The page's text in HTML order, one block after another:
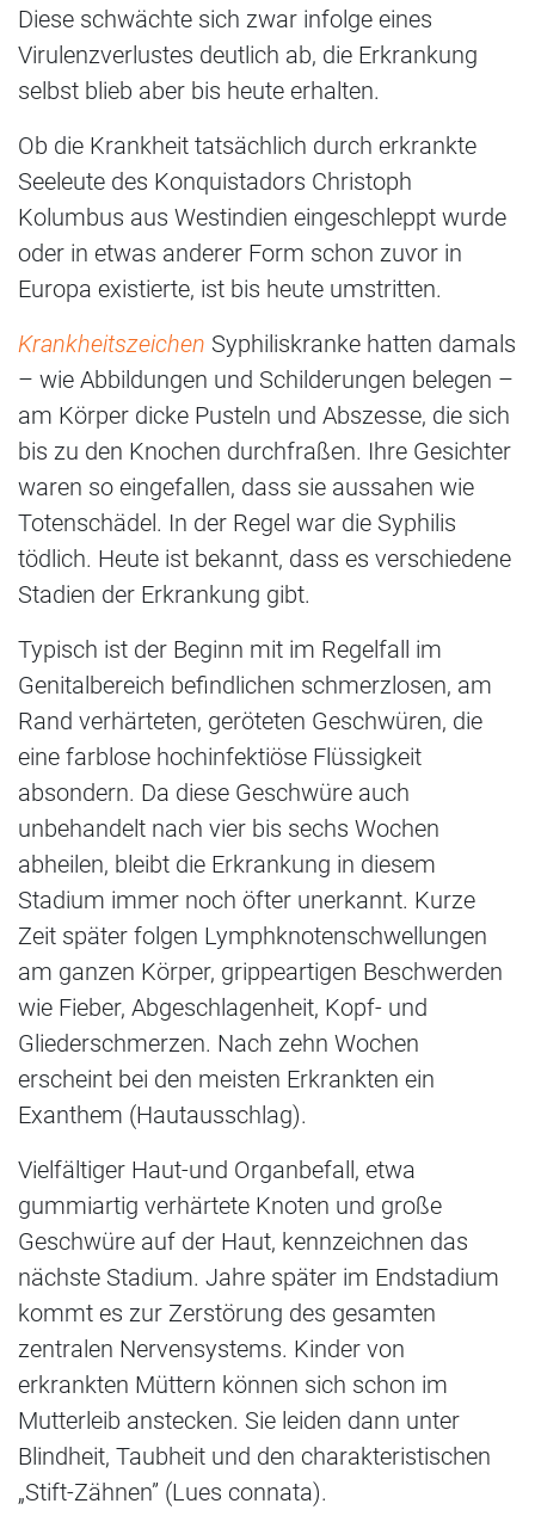
Diese schwächte sich zwar infolge eines
Virulenzverlustes deutlich ab, die Erkrankung
selbst blieb aber bis heute erhalten.
Ob die Krankheit tatsächlich durch erkrankte
Seeleute des Konquistadors Christoph
Kolumbus aus Westindien eingeschleppt wurde
oder in etwas anderer Form schon zuvor in
Europa existierte, ist bis heute umstritten.
Krankheitszeichen Syphiliskranke hatten damals
– wie Abbildungen und Schilderungen belegen –
am Körper dicke Pusteln und Abszesse, die sich
bis zu den Knochen durchfraßen. Ihre Gesichter
waren so eingefallen, dass sie aussahen wie
Totenschädel. In der Regel war die Syphilis
tödlich. Heute ist bekannt, dass es verschiedene
Stadien der Erkrankung gibt.
Typisch ist der Beginn mit im Regelfall im
Genitalbereich befindlichen schmerzlosen, am
Rand verhärteten, geröteten Geschwüren, die
eine farblose hochinfektiöse Flüssigkeit
absondern. Da diese Geschwüre auch
unbehandelt nach vier bis sechs Wochen
abheilen, bleibt die Erkrankung in diesem
Stadium immer noch öfter unerkannt. Kurze
Zeit später folgen Lymphknotenschwellungen
am ganzen Körper, grippeartigen Beschwerden
wie Fieber, Abgeschlagenheit, Kopf- und
Gliederschmerzen. Nach zehn Wochen
erscheint bei den meisten Erkrankten ein
Exanthem (Hautausschlag).
Vielfältiger Haut-und Organbefall, etwa
gummiartig verhärtete Knoten und große
Geschwüre auf der Haut, kennzeichnen das
nächste Stadium. Jahre später im Endstadium
kommt es zur Zerstörung des gesamten
zentralen Nervensystems. Kinder von
erkrankten Müttern können sich schon im
Mutterleib anstecken. Sie leiden dann unter
Blindheit, Taubheit und den charakteristischen
„Stift-Zähnen” (Lues connata).